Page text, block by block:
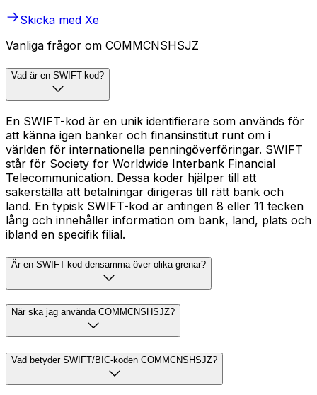
Skicka med Xe
Vanliga frågor om COMMCNSHSJZ
Vad är en SWIFT-kod?
En SWIFT-kod är en unik identifierare som används för
att känna igen banker och finansinstitut runt om i
världen för internationella penningöverföringar. SWIFT
står för Society for Worldwide Interbank Financial
Telecommunication. Dessa koder hjälper till att
säkerställa att betalningar dirigeras till rätt bank och
land. En typisk SWIFT-kod är antingen 8 eller 11 tecken
lång och innehåller information om bank, land, plats och
ibland en specifik filial.
Är en SWIFT-kod densamma över olika grenar?
När ska jag använda COMMCNSHSJZ?
Vad betyder SWIFT/BIC-koden COMMCNSHSJZ?